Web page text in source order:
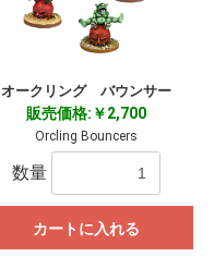
オークリング バウンサー
販売価格:￥2,700
Orcling Bouncers
数量
カートに入れる